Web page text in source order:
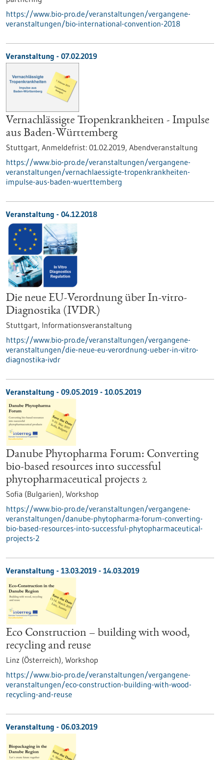
https://www.bio-pro.de/veranstaltungen/vergangene-
veranstaltungen/bio-international-convention-2018
Veranstaltung - 07.02.2019
Vernachlässigte Tropenkrankheiten - Impulse
aus Baden-Württemberg
Stuttgart, Anmeldefrist: 01.02.2019, Abendveranstaltung
https://www.bio-pro.de/veranstaltungen/vergangene-
veranstaltungen/vernachlaessigte-tropenkrankheiten-
impulse-aus-baden-wuerttemberg
Veranstaltung - 04.12.2018
Die neue EU-Verordnung über In-vitro-
Diagnostika (IVDR)
Stuttgart, Informationsveranstaltung
https://www.bio-pro.de/veranstaltungen/vergangene-
veranstaltungen/die-neue-eu-verordnung-ueber-in-vitro-
diagnostika-ivdr
Veranstaltung - 09.05.2019 - 10.05.2019
Danube Phytopharma Forum: Converting
bio-based resources into successful
phytopharmaceutical projects 2
Sofia (Bulgarien), Workshop
https://www.bio-pro.de/veranstaltungen/vergangene-
veranstaltungen/danube-phytopharma-forum-converting-
bio-based-resources-into-successful-phytopharmaceutical-
projects-2
Veranstaltung - 13.03.2019 - 14.03.2019
Eco Construction – building with wood,
recycling and reuse
Linz (Österreich), Workshop
https://www.bio-pro.de/veranstaltungen/vergangene-
veranstaltungen/eco-construction-building-with-wood-
recycling-and-reuse
Veranstaltung - 06.03.2019